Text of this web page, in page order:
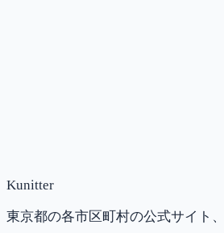
Kunitter
東京都の各市区町村の公式サイト